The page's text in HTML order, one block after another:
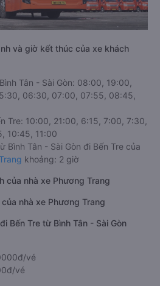
và giờ kết thúc của xe khách
Tân - Sài Gòn: 08:00, 19:00,
06:30, 07:00, 07:55, 08:45,
Tre: 10:00, 21:00, 6:15, 7:00, 7:30,
10:45, 11:00
Bình Tân - Sài Gòn đi Bến Tre của
khoảng: 2 giờ
của nhà xe Phương Trang
nhà xe Phương Trang
Bến Tre từ Bình Tân - Sài Gòn
vé
vé